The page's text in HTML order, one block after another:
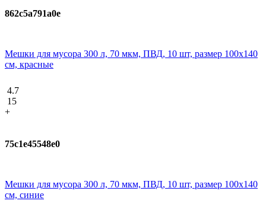
862c5a791a0e
Мешки для мусора 300 л, 70 мкм, ПВД, 10 шт, размер 100х140
см, красные
4.7
15
+
75c1e45548e0
Мешки для мусора 300 л, 70 мкм, ПВД, 10 шт, размер 100х140
см, синие